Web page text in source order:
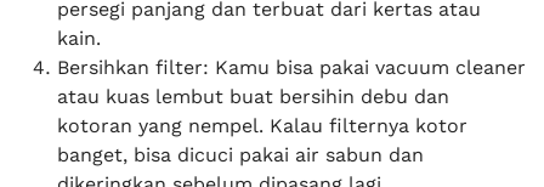
persegi panjang dan terbuat dari kertas atau
kain.
Bersihkan filter: Kamu bisa pakai vacuum cleaner
atau kuas lembut buat bersihin debu dan
kotoran yang nempel. Kalau filternya kotor
banget, bisa dicuci pakai air sabun dan